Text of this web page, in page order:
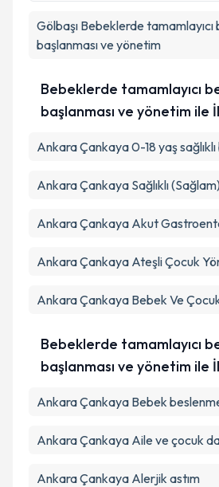
Takvim Talebini
Gölbaşı Bebeklerde
başlanması ve yönetim
Bebeklerde tamamlayıcı
başlanması ve yönetim ile
Ankara Çankaya 0-18 yaş
Ankara Çankaya Sağlıklı
Ankara Çankaya Akut
Ankara Çankaya Ateşli Çocuk
Ankara Çankaya Bebek Ve Çocuk
Bebeklerde tamamlayıcı
başlanması ve yönetim ile
Ankara Çankaya Bebek
Ankara Çankaya Aile ve çocuk
Ankara Çankaya Alerjik astım